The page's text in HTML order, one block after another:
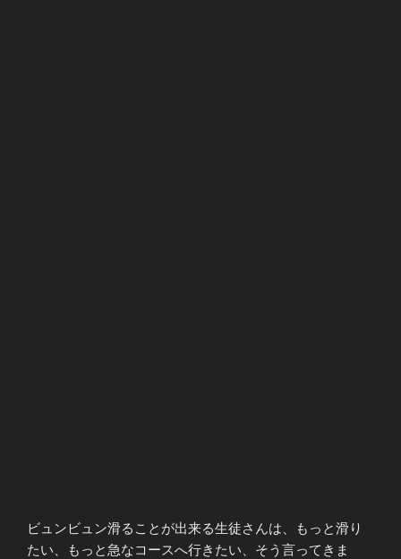
ビュンビュン滑ることが出来る生徒さんは、もっと滑り
たい、もっと急なコースへ行きたい、そう言ってきま